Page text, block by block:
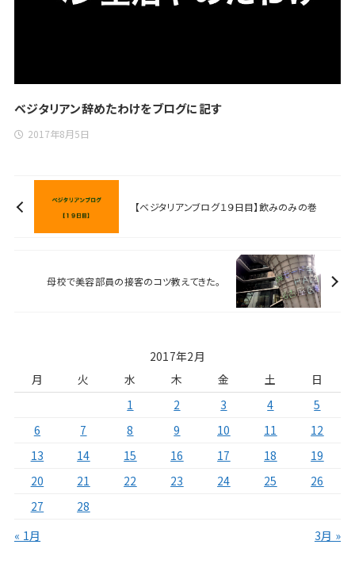
ベジタリアン辞めたわけをブログに記す
2017年8月5日
【ベジタリアンブログ１９日目】飲みのみの巻
母校で美容部員の接客のコツ教えてきた。
2017年2月
月
火 水 木 金 土
日
1
2 3 4
5
6
7 8 9 10 11
12
13
14 15 16 17 18
19
20
21 22 23 24 25
26
27
28
« 1月
3月 »